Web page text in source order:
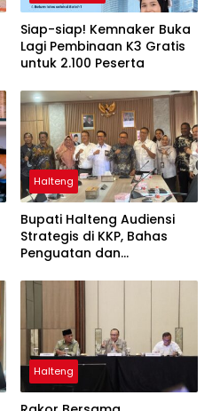
Siap-siap! Kemnaker Buka
Lagi Pembinaan K3 Gratis
untuk 2.100 Peserta
Halteng
Bupati Halteng Audiensi
Strategis di KKP, Bahas
Penguatan dan
untuk Menopang
Halteng